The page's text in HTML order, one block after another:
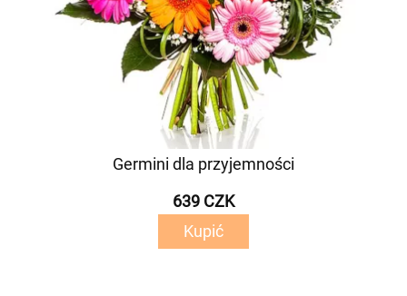
Germini dla przyjemności
639 CZK
Kupić